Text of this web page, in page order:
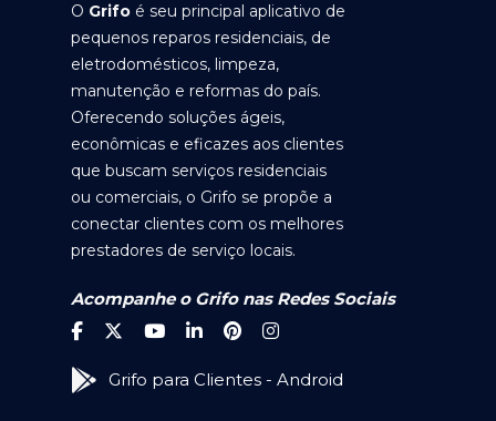
O Grifo é seu principal aplicativo de
pequenos reparos residenciais, de
eletrodomésticos, limpeza,
manutenção e reformas do país.
Oferecendo soluções ágeis,
econômicas e eficazes aos clientes
que buscam serviços residenciais
ou comerciais, o Grifo se propõe a
conectar clientes com os melhores
prestadores de serviço locais.
Acompanhe o Grifo nas Redes Sociais
Grifo para Clientes - Android